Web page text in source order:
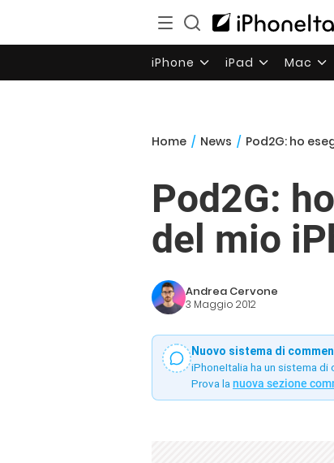
iPhone iPad Mac
Home / News / Pod2G: ho
Pod2G:
del mio
Andrea Cervone
3 Maggio 2012
Nuovo sistema di
iPhoneItalia ha un sistema
Prova la nuova sezione